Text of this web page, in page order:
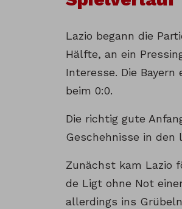
Lazio begann die
Hälfte, an ein
Interesse. Die
beim 0:0.
Die richtig gute
Geschehnisse in
Zunächst kam Lazio
de Ligt ohne Not
allerdings ins